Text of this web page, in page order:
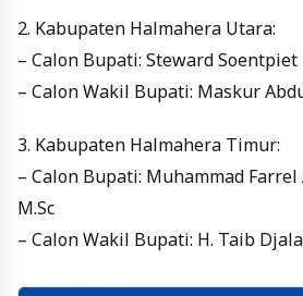
2. Kabupaten Halmahera Utara:
– Calon Bupati: Steward Soentpiet
– Calon Wakil Bupati: Maskur
3. Kabupaten Halmahera Timur:
– Calon Bupati: Muhammad Farrel
M.Sc
– Calon Wakil Bupati: H. Taib